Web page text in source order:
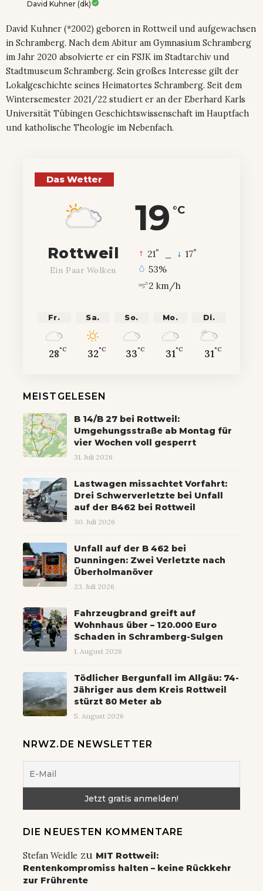
David Kuhner (dk)
David Kuhner (*2002) geboren in Rottweil und aufgewachsen
in Schramberg. Nach dem Abitur am Gymnasium Schramberg
im Jahr 2020 absolvierte er ein FSJK im Stadtarchiv und
Stadtmuseum Schramberg. Sein großes Interesse gilt der
Lokalgeschichte seines Heimatortes Schramberg. Seit dem
Wintersemester 2021/22 studiert er an der Eberhard Karls
Universität Tübingen Geschichtswissenschaft im Hauptfach
und katholische Theologie im Nebenfach.
Das Wetter
19 °C
Rottweil
Ein Paar Wolken
21° 17°
53%
2 km/h
Fr.
28°C
Sa.
32°C
So.
33°C
Mo.
31°C
Di.
31°C
MEISTGELESEN
B 14/B 27 bei Rottweil:
Umgehungsstraße ab Montag für
vier Wochen voll gesperrt
31. Juli 2026
Lastwagen missachtet Vorfahrt:
Drei Schwerverletzte bei Unfall
auf der B462 bei Rottweil
30. Juli 2026
Unfall auf der B 462 bei
Dunningen: Zwei Verletzte nach
Überholmanöver
23. Juli 2026
Fahrzeugbrand greift auf
Wohnhaus über – 120.000 Euro
Schaden in Schramberg-Sulgen
1. August 2026
Tödlicher Bergunfall im Allgäu: 74-
Jähriger aus dem Kreis Rottweil
stürzt 80 Meter ab
5. August 2026
NRWZ.DE NEWSLETTER
DIE NEUESTEN KOMMENTARE
Stefan Weidle zu MIT Rottweil:
Rentenkompromiss halten – keine Rückkehr
zur Frührente